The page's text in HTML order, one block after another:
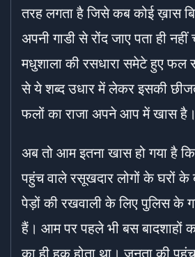
तरह लगता है जिसे कब कोई ख़ास
अपनी गाडी से रोंद जाए पता ही
मधुशाला की रसधारा समेटे हुए फल
से ये शब्द उधार में लेकर इसकी
फलों का राजा अपने आप में खास है।
अब तो आम इतना खास हो गया है
पहुंच वाले रसूखदार लोगों के घरों
पेड़ों की रखवाली के लिए पुलिस के
हैं। आम पर पहले भी बस बादशाहों
का ही हक होता था। जनता की